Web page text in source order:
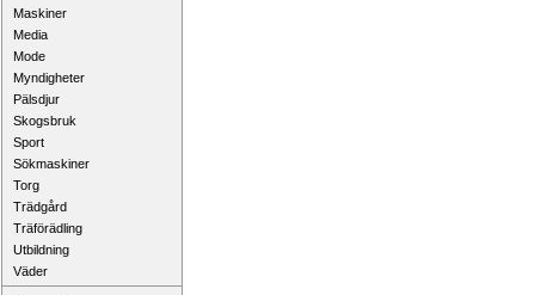
Maskiner
Media
Mode
Myndigheter
Pälsdjur
Skogsbruk
Sport
Sökmaskiner
Torg
Trädgård
Träförädling
Utbildning
Väder